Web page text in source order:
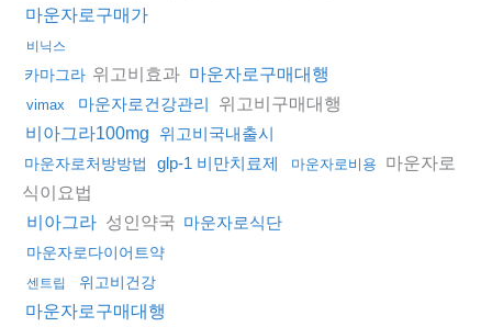
마운자로구매가
비닉스
카마그라 위고비효과 마운자로구매대행
vimax 마운자로건강관리 위고비구매대행
비아그라100mg 위고비국내출시
마운자로처방방법 glp-1 비만치료제 마운자로비용
마운자로
식이요법
비아그라 성인약국 마운자로식단
마운자로다이어트약
센트립 위고비건강
마운자로구매대행